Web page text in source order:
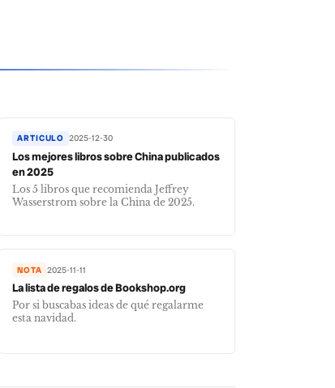
ARTICULO 2025-12-30
Los mejores libros sobre China publicados
en 2025
Los 5 libros que recomienda Jeffrey
Wasserstrom sobre la China de 2025.
NOTA 2025-11-11
La lista de regalos de Bookshop.org
Por si buscabas ideas de qué regalarme
esta navidad.